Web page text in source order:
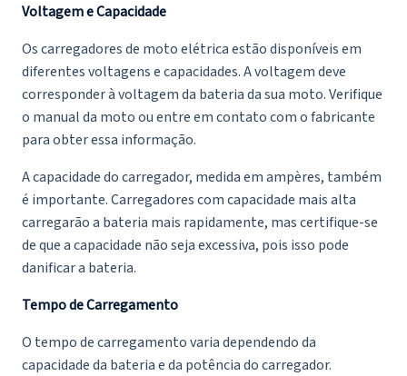
Voltagem e Capacidade
Os carregadores de moto elétrica estão disponíveis em
diferentes voltagens e capacidades. A voltagem deve
corresponder à voltagem da bateria da sua moto. Verifique
o manual da moto ou entre em contato com o fabricante
para obter essa informação.
A capacidade do carregador, medida em ampères, também
é importante. Carregadores com capacidade mais alta
carregarão a bateria mais rapidamente, mas certifique-se
de que a capacidade não seja excessiva, pois isso pode
danificar a bateria.
Tempo de Carregamento
O tempo de carregamento varia dependendo da
capacidade da bateria e da potência do carregador.